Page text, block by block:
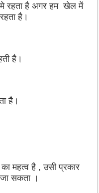
मे रहता है अगर हम खेल में
है।
है।
है।
महत्व है ,उसी प्रकार
सकता ।